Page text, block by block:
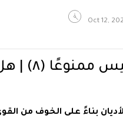
Oct 12,
التفكير
بناءً على الخوف من